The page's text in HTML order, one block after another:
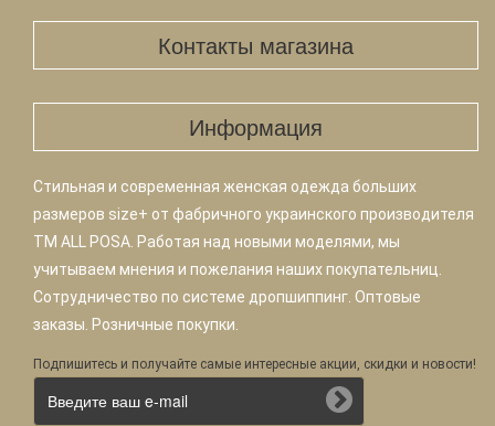
Контакты магазина
Информация
Стильная и современная женская одежда больших
размеров size+ от фабричного украинского производителя
TM ALL POSA. Работая над новыми моделями, мы
учитываем мнения и пожелания наших покупательниц.
Сотрудничество по системе дропшиппинг. Оптовые
заказы. Розничные покупки.
Подпишитесь и получайте самые интересные акции, скидки и новости!